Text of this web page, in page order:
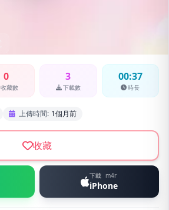
0
收藏數
3
下載數
00:37
時長
上傳時間: 1個月前
收藏
下載 m4r
iPhone